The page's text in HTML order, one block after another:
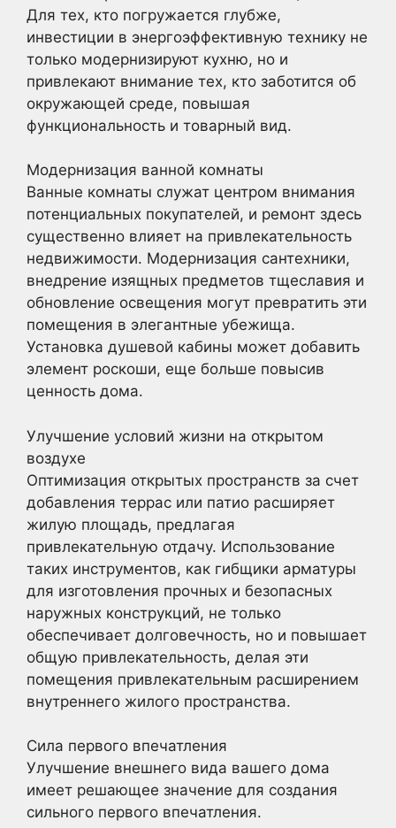
Для тех, кто погружается глубже,
инвестиции в энергоэффективную технику не
только модернизируют кухню, но и
привлекают внимание тех, кто заботится об
окружающей среде, повышая
функциональность и товарный вид.
Модернизация ванной комнаты
Ванные комнаты служат центром внимания
потенциальных покупателей, и ремонт здесь
существенно влияет на привлекательность
недвижимости. Модернизация сантехники,
внедрение изящных предметов тщеславия и
обновление освещения могут превратить эти
помещения в элегантные убежища.
Установка душевой кабины может добавить
элемент роскоши, еще больше повысив
ценность дома.
Улучшение условий жизни на открытом
воздухе
Оптимизация открытых пространств за счет
добавления террас или патио расширяет
жилую площадь, предлагая
привлекательную отдачу. Использование
таких инструментов, как гибщики арматуры
для изготовления прочных и безопасных
наружных конструкций, не только
обеспечивает долговечность, но и повышает
общую привлекательность, делая эти
помещения привлекательным расширением
внутреннего жилого пространства.
Сила первого впечатления
Улучшение внешнего вида вашего дома
имеет решающее значение для создания
сильного первого впечатления.